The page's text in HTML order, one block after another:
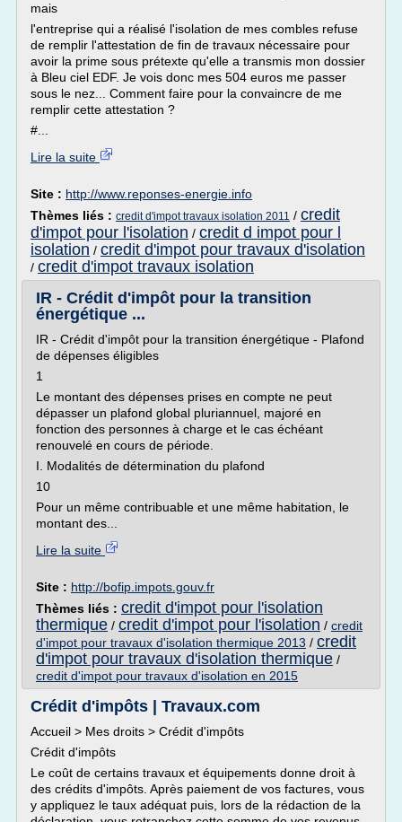
mais
l'entreprise qui a réalisé l'isolation de mes combles refuse
de remplir l'attestation de fin de travaux nécessaire pour
avoir la prime sous prétexte qu'elle a transmis mon dossier
à Bleu ciel EDF. Je vois donc mes 504 euros me passer
sous le nez... Comment faire pour la convaincre de me
remplir cette attestation ?
#...
Lire la suite
Site : http://www.reponses-energie.info
Thèmes liés : credit d'impot travaux isolation 2011 / credit
d'impot pour l'isolation / credit d impot pour l
isolation / credit d'impot pour travaux d'isolation
/ credit d'impot travaux isolation
IR - Crédit d'impôt pour la transition
énergétique ...
IR - Crédit d'impôt pour la transition énergétique - Plafond
de dépenses éligibles
1
Le montant des dépenses prises en compte ne peut
dépasser un plafond global pluriannuel, majoré en
fonction des personnes à charge et le cas échéant
renouvelé en cours de période.
I. Modalités de détermination du plafond
10
Pour un même contribuable et une même habitation, le
montant des...
Lire la suite
Site : http://bofip.impots.gouv.fr
Thèmes liés : credit d'impot pour l'isolation
thermique / credit d'impot pour l'isolation / credit
d'impot pour travaux d'isolation thermique 2013 / credit
d'impot pour travaux d'isolation thermique /
credit d'impot pour travaux d'isolation en 2015
Crédit d'impôts | Travaux.com
Accueil > Mes droits > Crédit d'impôts
Crédit d'impôts
Le coût de certains travaux et équipements donne droit à
des crédits d'impôts. Après paiement de vos factures, vous
y appliquez le taux adéquat puis, lors de la rédaction de la